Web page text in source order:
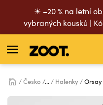
☀ –20 % na letní
vybraných kousků |
Česko ... Halenky